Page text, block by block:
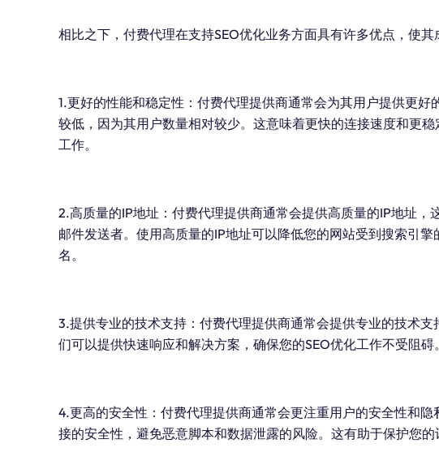
相比之下，付费代理在支持SEO优化业务方面具有许多优点，使其
1.更好的性能和稳定性：付费代理提供商通常会为其用户提供更
较低，因为其用户数量相对较少。这意味着更快的连接速度和更
工作。
2.高质量的IP地址：付费代理提供商通常会提供高质量的IP地址，
邮件发送者。使用高质量的IP地址可以降低您的网站受到搜索引
名。
3.提供专业的技术支持：付费代理提供商通常会提供专业的技术
们可以提供快速响应和解决方案，确保您的SEO优化工作不受阻碍。
4.更高的安全性：付费代理提供商通常会更注重用户的安全性和
接的安全性，避免恶意脚本和数据泄露的风险。这有助于保护您的